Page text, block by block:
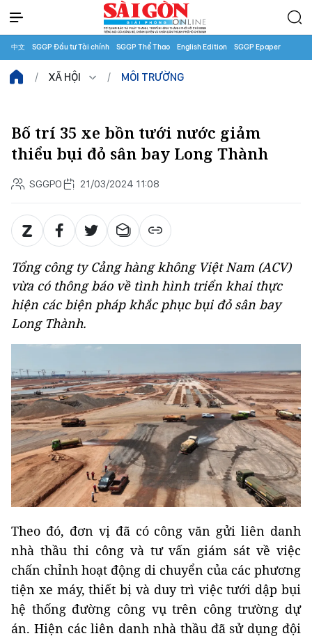
中文 SGGP Đầu tư Tài chính SGGP Thể Thao English Edition SGGP Epaper
XÃ HỘI MÔI TRƯỜNG
Bố trí 35 xe bồn tưới nước giảm
thiểu bụi đỏ sân bay Long Thành
SGGPO 21/03/2024 11:08
Tổng công ty Cảng hàng không Việt Nam (ACV)
vừa có thông báo về tình hình triển khai thực
hiện các biện pháp khắc phục bụi đỏ sân bay
Long Thành.
Theo đó, đơn vị đã có công văn gửi liên danh
nhà thầu thi công và tư vấn giám sát về việc
chấn chỉnh hoạt động di chuyển của các phương
tiện xe máy, thiết bị và duy trì việc tưới dập bụi
hệ thống đường công vụ trên công trường dự
án. Hiện các liên danh nhà thầu đã sử dụng đội